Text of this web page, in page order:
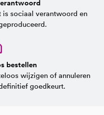
sociaal verantwoord en
bestellen
wijzigen of annuleren
goedkeurt.